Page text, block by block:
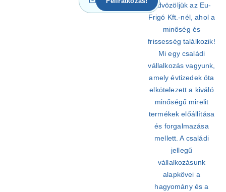
Üdvözöljük az Eu-
Frigó Kft.-nél, ahol a
minőség és
frissesség találkozik!
Mi egy családi
vállalkozás vagyunk,
amely évtizedek óta
elkötelezett a kiváló
minőségű mirelit
termékek előállítása
és forgalmazása
mellett. A családi
jellegű
vállalkozásunk
alapkövei a
hagyomány és a